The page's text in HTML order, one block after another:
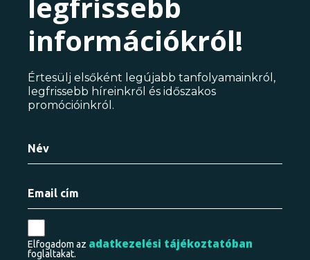
információkról!
Értesülj elsőként legújabb tanfolyamainkról,
legfrissebb híreinkről és időszakos
promócióinkról.
Elfogadom az adatkezelési tájékoztatóban
foglaltakat.